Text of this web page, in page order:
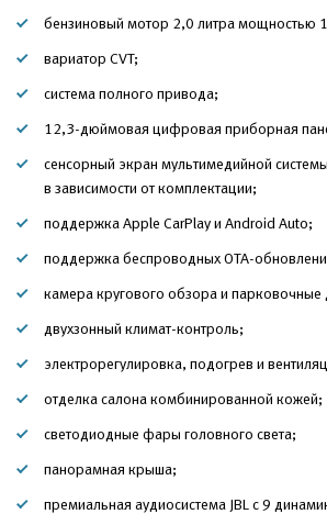
бензиновый мотор 2,0 литра мощностью
вариатор CVT;
система полного привода;
12,3-дюймовая цифровая приборная
сенсорный экран мультимедийной
в зависимости от комплектации;
поддержка Apple CarPlay и Android Auto;
поддержка беспроводных OTA-
камера кругового обзора и парковочные
двухзонный климат-контроль;
электрорегулировка, подогрев и
отделка салона комбинированной кожей;
светодиодные фары головного света;
панорамная крыша;
премиальная аудиосистема JBL с 9